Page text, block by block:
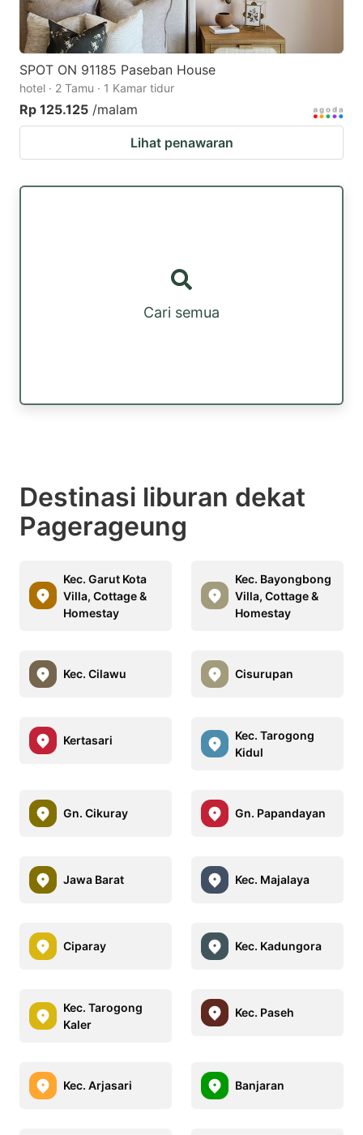
SPOT ON 91185 Paseban House
hotel · 2 Tamu · 1 Kamar tidur
Rp 125.125 /malam
Lihat penawaran
Cari semua
Destinasi liburan dekat
Pagerageung
Kec. Garut Kota
Villa, Cottage &
Homestay
Kec. Bayongbong
Villa, Cottage &
Homestay
Kec. Cilawu Cisurupan
Kertasari
Kec. Tarogong
Kidul
Gn. Cikuray Gn. Papandayan
Jawa Barat Kec. Majalaya
Ciparay Kec. Kadungora
Kec. Tarogong
Kaler
Kec. Paseh
Kec. Arjasari Banjaran